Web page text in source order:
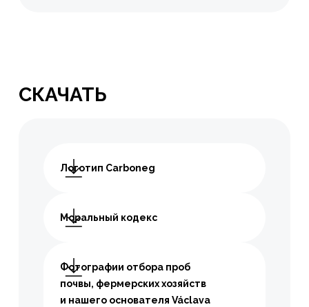
СКАЧАТЬ
Логотип Carboneg
Моральный кодекс
Фотографии отбора проб
почвы, фермерских хозяйств
и нашего основателя Václavа